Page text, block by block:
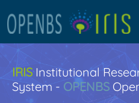
IRISInstitutional
System - OPENBS